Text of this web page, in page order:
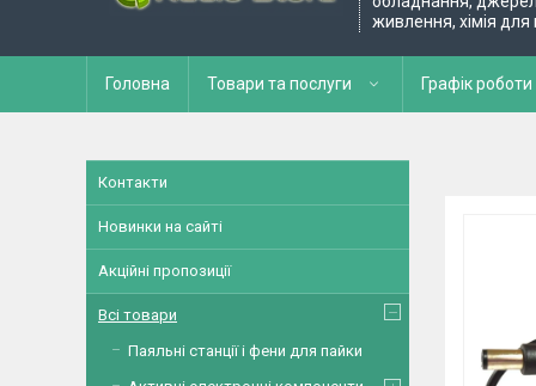
живлення, хімія для
Головна Товари та послуги Графік
Контакти
Новинки на сайті
Акційні пропозиції
Всі товари
Паяльні станції і фени для пайки